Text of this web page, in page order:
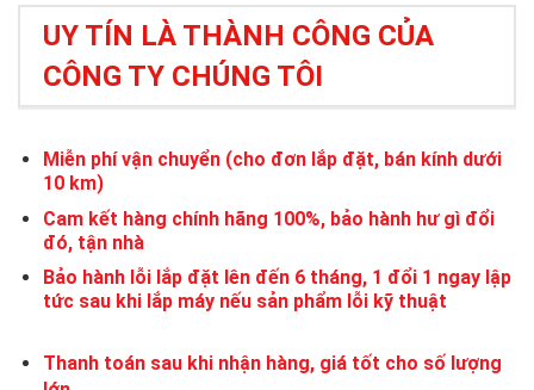
UY TÍN LÀ THÀNH CÔNG CỦA
CÔNG TY CHÚNG TÔI
Miễn phí vận chuyển (cho đơn lắp đặt, bán kính dưới
10 km)
Cam kết hàng chính hãng 100%, bảo hành hư gì đổi
đó, tận nhà
Bảo hành lỗi lắp đặt lên đến 6 tháng, 1 đổi 1 ngay lập
tức sau khi lắp máy nếu sản phẩm lỗi kỹ thuật
Thanh toán sau khi nhận hàng, giá tốt cho số lượng